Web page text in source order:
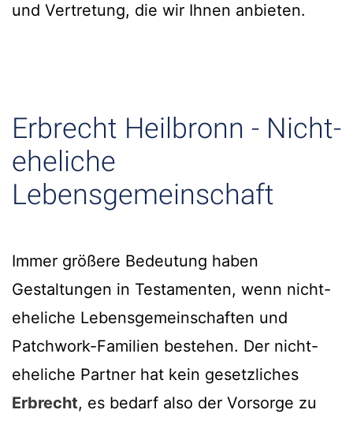
und Vertretung, die wir Ihnen anbieten.
Erbrecht Heilbronn - Nicht-
eheliche
Lebensgemeinschaft
Immer größere Bedeutung haben
Gestaltungen in Testamenten, wenn nicht-
eheliche Lebensgemeinschaften und
Patchwork-Familien bestehen. Der nicht-
eheliche Partner hat kein gesetzliches
Erbrecht, es bedarf also der Vorsorge zu